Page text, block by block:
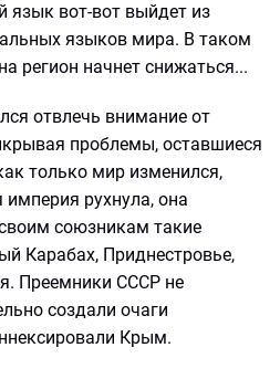
язык вот-вот выйдет из
языков мира. В таком
регион начнет снижаться...
отвлечь внимание от
проблемы, оставшиеся
только мир изменился,
рухнула, она
союзникам такие
Карабах, Приднестровье,
Преемники СССР не
создали очаги
Крым.